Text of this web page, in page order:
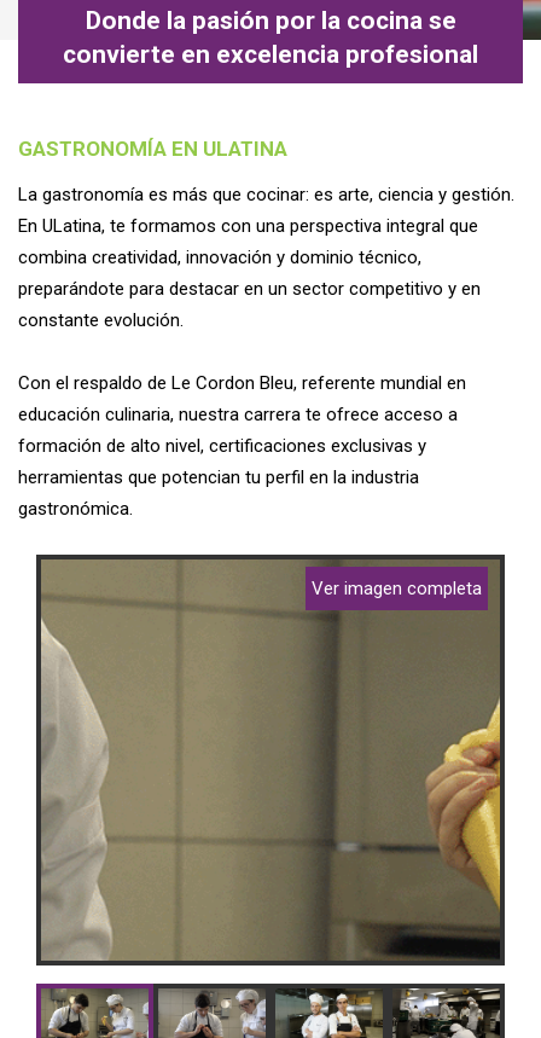
Donde la pasión por la cocina se
convierte en excelencia profesional
GASTRONOMÍA EN ULATINA
La gastronomía es más que cocinar: es arte, ciencia y gestión.
En ULatina, te formamos con una perspectiva integral que
combina creatividad, innovación y dominio técnico,
preparándote para destacar en un sector competitivo y en
constante evolución.
Con el respaldo de Le Cordon Bleu, referente mundial en
educación culinaria, nuestra carrera te ofrece acceso a
formación de alto nivel, certificaciones exclusivas y
herramientas que potencian tu perfil en la industria
gastronómica.
Ver imagen completa